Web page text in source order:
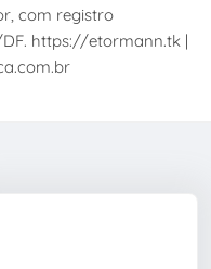
com registro
https://etormann.tk |